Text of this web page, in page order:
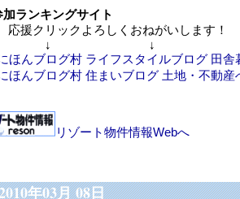
加ランキングサイト
援クリックよろしくおねがいします！
↓
リゾート物件情報Webへ
年03月 08日